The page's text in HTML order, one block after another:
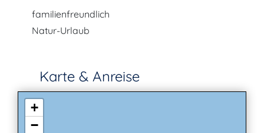
familienfreundlich
Natur-Urlaub
Karte & Anreise
+
−